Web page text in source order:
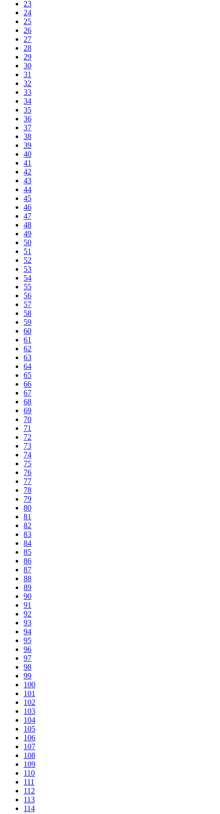
23
24
25
26
27
28
29
30
31
32
33
34
35
36
37
38
39
40
41
42
43
44
45
46
47
48
49
50
51
52
53
54
55
56
57
58
59
60
61
62
63
64
65
66
67
68
69
70
71
72
73
74
75
76
77
78
79
80
81
82
83
84
85
86
87
88
89
90
91
92
93
94
95
96
97
98
99
100
101
102
103
104
105
106
107
108
109
110
111
112
113
114